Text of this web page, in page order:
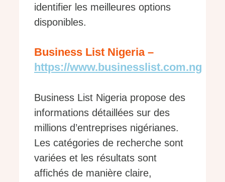
identifier les meilleures options
disponibles.
Business List Nigeria –
https://www.businesslist.com.ng
Business List Nigeria propose des
informations détaillées sur des
millions d’entreprises nigérianes.
Les catégories de recherche sont
variées et les résultats sont
affichés de manière claire,